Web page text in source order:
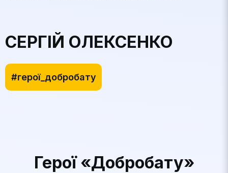
#герої_добробату
СЕРГІЙ ОЛЕКСЕНКО
Герої «Добробату»